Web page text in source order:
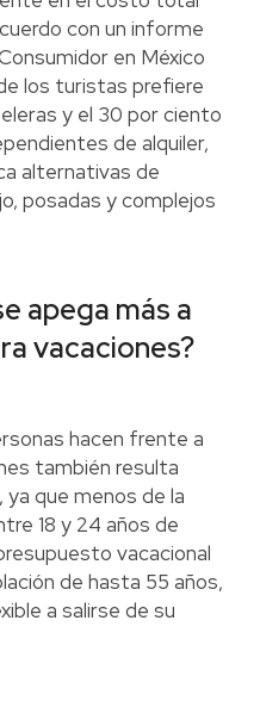
con un informe
en México
los turistas prefiere
y el 30 por ciento
de alquiler,
alternativas de
posadas y complejos
apega más a
vacaciones?
hacen frente a
también resulta
que menos de la
18 y 24 años de
vacacional
de hasta 55 años,
a salirse de su